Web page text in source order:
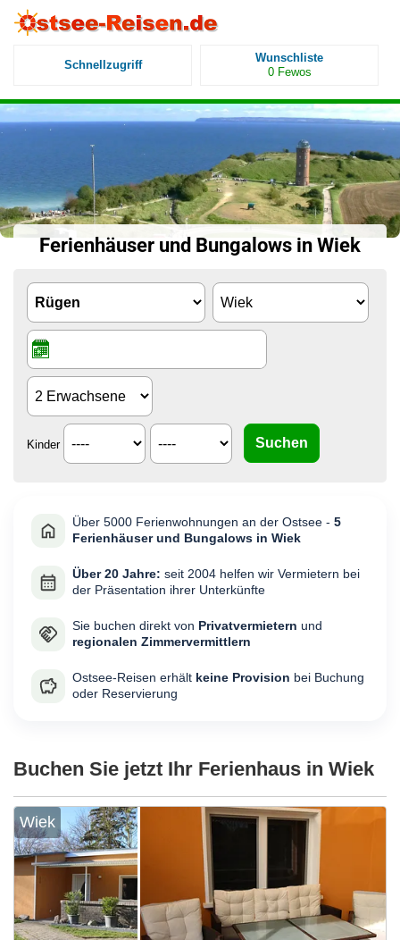
Schnellzugriff
Wunschliste
0 Fewos
Ferienhäuser und Bungalows in Wiek
Kinder
Über 5000 Ferienwohnungen an der Ostsee - 5
Ferienhäuser und Bungalows in Wiek
Über 20 Jahre: seit 2004 helfen wir Vermietern bei
der Präsentation ihrer Unterkünfte
Sie buchen direkt von Privatvermietern und
regionalen Zimmervermittlern
Ostsee-Reisen erhält keine Provision bei Buchung
oder Reservierung
Buchen Sie jetzt Ihr Ferienhaus in Wiek
Wiek